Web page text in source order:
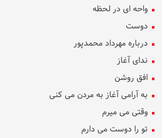
واحه ای در لحظه
دوست
درباره مهرداد محمدپور
ندای آغاز
افق روشن
به آرامی آغاز به مردن می کنی
وقتی می میرم
تو را دوست می دارم